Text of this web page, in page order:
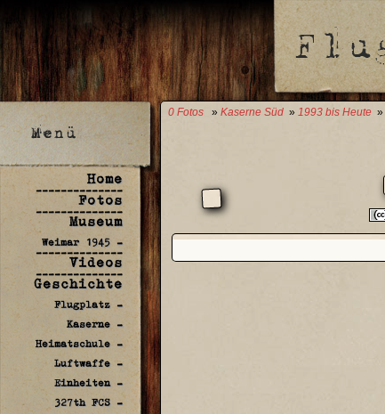
Home
--------------
Fotos
--------------
Museum
Weimar 1945 -
--------------
Videos
--------------
Geschichte
Flugplatz -
Kaserne -
Heimatschule -
Luftwaffe -
Einheiten -
327th FCS -
0 Fotos » Kaserne Süd » 1993 bis Heute »